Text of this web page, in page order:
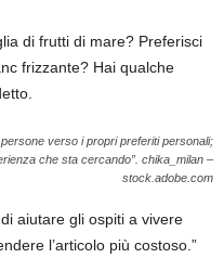
di frutti di mare? Preferisci
frizzante? Hai qualche
verso i propri preferiti personali;
che sta cercando”. chika_milan –
stock.adobe.com
aiutare gli ospiti a vivere
l’articolo più costoso.”